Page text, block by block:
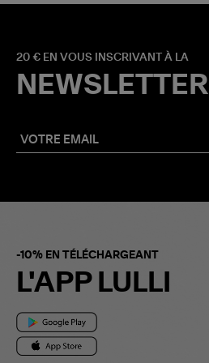
20 € EN VOUS INSCRIVANT À LA
NEWSLETTER
-10% EN TÉLÉCHARGEANT
L'APP LULLI